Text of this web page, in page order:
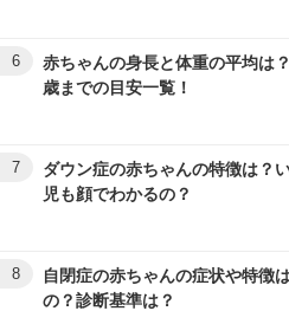
6
赤ちゃんの身長と体重の平均は
歳までの目安一覧！
7
ダウン症の赤ちゃんの特徴は？
児も顔でわかるの？
8
自閉症の赤ちゃんの症状や特徴
の？診断基準は？